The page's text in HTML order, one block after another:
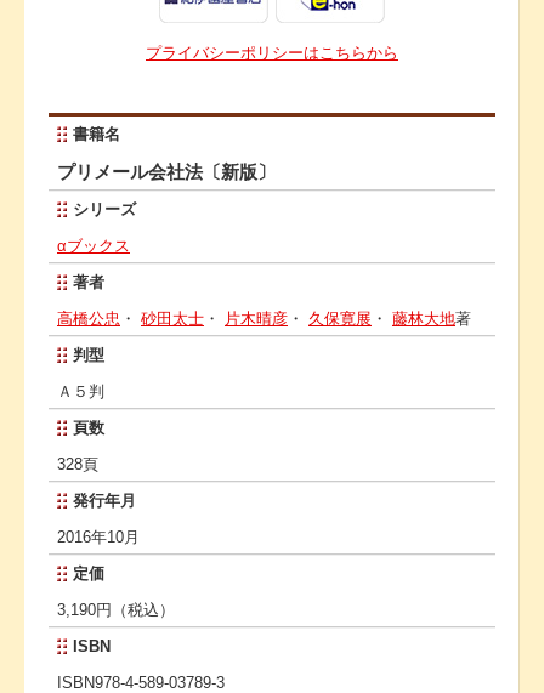
プライバシーポリシーはこちらから
書籍名
プリメール会社法〔新版〕
シリーズ
αブックス
著者
高橋公忠 ・ 砂田太士 ・ 片木晴彦 ・ 久保寛展 ・ 藤林大地著
判型
Ａ５判
頁数
328頁
発行年月
2016年10月
定価
3,190円（税込）
ISBN
ISBN978-4-589-03789-3